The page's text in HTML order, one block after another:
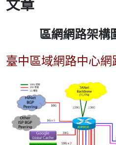
文章
區網網路架構
臺中區域網路中心